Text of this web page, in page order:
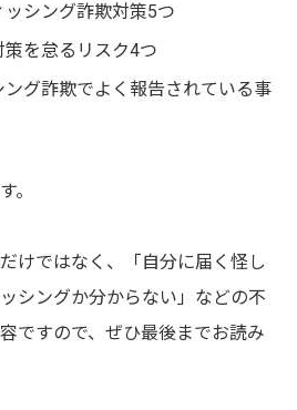
シング詐欺対策5つ
を怠るリスク4つ
ング詐欺でよく報告されている事
。
けではなく、「自分に届く怪し
シングか分からない」などの不
ですので、ぜひ最後までお読み